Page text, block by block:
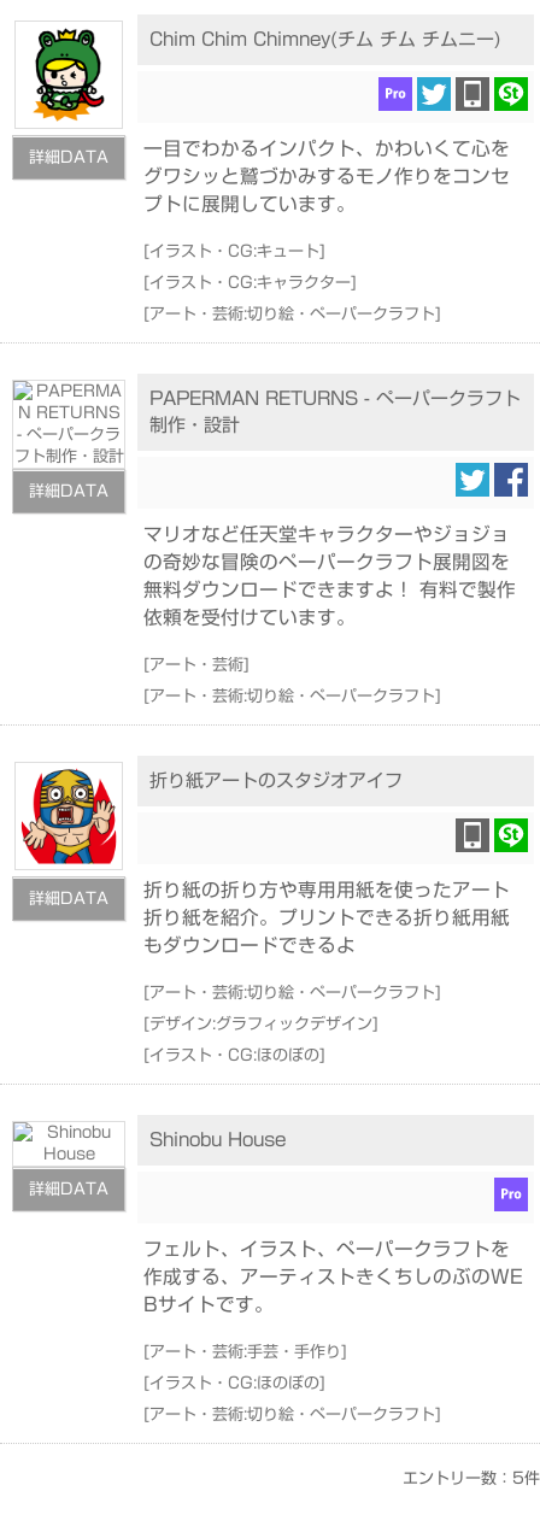
詳細DATA
Chim Chim Chimney(チム チム チムニー)
一目でわかるインパクト、かわいくて心を
グワシッと鷲づかみするモノ作りをコンセ
プトに展開しています。
[イラスト・CG:キュート]
[イラスト・CG:キャラクター]
[アート・芸術:切り絵・ペーパークラフト]
詳細DATA
PAPERMAN RETURNS - ペーパークラフト
制作・設計
マリオなど任天堂キャラクターやジョジョ
の奇妙な冒険のペーパークラフト展開図を
無料ダウンロードできますよ！ 有料で製作
依頼を受付けています。
[アート・芸術]
[アート・芸術:切り絵・ペーパークラフト]
詳細DATA
折り紙アートのスタジオアイフ
折り紙の折り方や専用用紙を使ったアート
折り紙を紹介。プリントできる折り紙用紙
もダウンロードできるよ
[アート・芸術:切り絵・ペーパークラフト]
[デザイン:グラフィックデザイン]
[イラスト・CG:ほのぼの]
詳細DATA
Shinobu House
フェルト、イラスト、ペーパークラフトを
作成する、アーティストきくちしのぶのWE
Bサイトです。
[アート・芸術:手芸・手作り]
[イラスト・CG:ほのぼの]
[アート・芸術:切り絵・ペーパークラフト]
エントリー数：5件